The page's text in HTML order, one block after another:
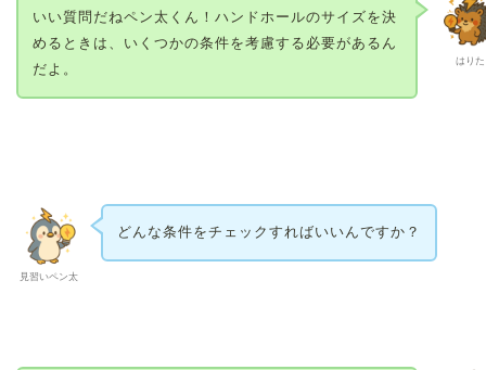
はりた
いい質問だねペン太くん！ハンドホールのサイズを決
めるときは、いくつかの条件を考慮する必要があるん
だよ。
見習いペン太
どんな条件をチェックすればいいんですか？